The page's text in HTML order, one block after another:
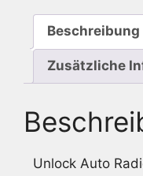
Menge
Beschreibung
Zusätzliche
Unlock Auto